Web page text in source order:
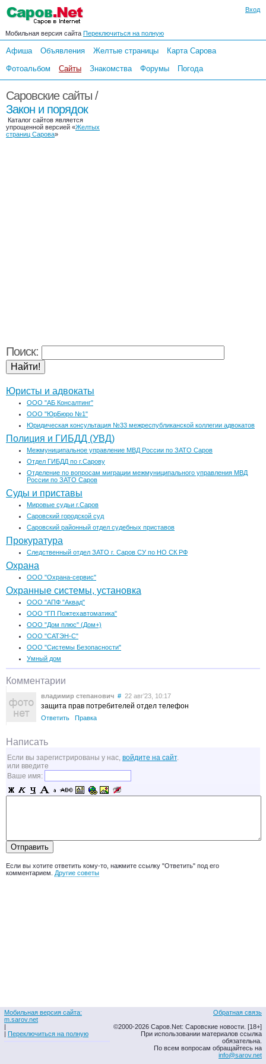
Вход
Мобильная версия сайта Переключиться на полную
Афиша Объявления Желтые страницы
Карта Сарова
Фотоальбом
Сайты Знакомства Форумы Погода
Саровские сайты /
Закон и порядок
Каталог сайтов является
упрощенной версией «Желтых
страниц Сарова»
Поиск:
Юристы и адвокаты
ООО "АБ Консалтинг"
ООО "ЮрБюро №1"
Юридическая консультация №33 межреспубликанской коллегии адвокатов
Полиция и ГИБДД (УВД)
Межмуниципальное управление МВД России по ЗАТО Саров
Отдел ГИБДД по г.Сарову
Отделение по вопросам миграции межмуниципального управления МВД
России по ЗАТО Саров
Суды и приставы
Мировые судьи г.Саров
Саровский городской суд
Саровский районный отдел судебных приставов
Прокуратура
Следственный отдел ЗАТО г. Саров СУ по НО СК РФ
Охрана
ООО "Охрана-сервис"
Охранные системы, установка
ООО "АПФ "Аквад"
ООО "ГП Пожтехавтоматика"
ООО "Дом плюс" (Дом+)
ООО "САТЭН-С"
ООО "Системы Безопасности"
Умный дом
Комментарии
владимир степанович # 22 авг’23, 10:17
защита прав потребителей отдел телефон
Ответить Правка
Написать
Если вы зарегистрированы у нас, войдите на сайт.
или введите
Ваше имя:
Если вы хотите ответить кому-то, нажмите ссылку "Ответить" под его
комментарием. Другие советы
Мобильная версия сайта:
m.sarov.net
|
| Переключиться на полную
Обратная связь
©2000-2026 Саров.Net: Саровские новости. [18+]
При использовании материалов ссылка
обязательна.
По всем вопросам обращайтесь на
info@sarov.net